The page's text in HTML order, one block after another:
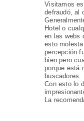
Visitamos
defraudó, al
Hotel o
en las webs
esto
percepción
bien pero
porque está
buscadores.
Con esto lo
La